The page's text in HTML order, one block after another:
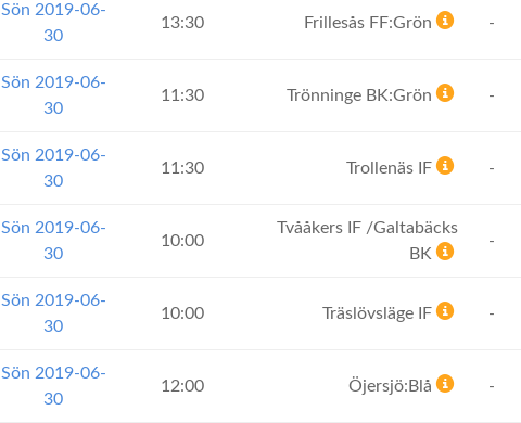
Sön 2019-06-
30
13:30 Frillesås FF:Grön -
Sön 2019-06-
30
11:30 Trönninge BK:Grön -
Sön 2019-06-
30
11:30 Trollenäs IF -
Sön 2019-06-
30
10:00
Tvååkers IF /Galtabäcks
BK
-
Sön 2019-06-
30
10:00 Träslövsläge IF -
Sön 2019-06-
30
12:00 Öjersjö:Blå -